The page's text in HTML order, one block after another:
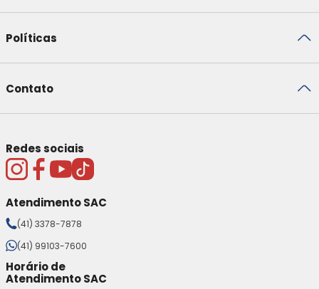
Políticas
Contato
Redes sociais
Atendimento SAC
(41) 3378-7878
(41) 99103-7600
Horário de
Atendimento SAC